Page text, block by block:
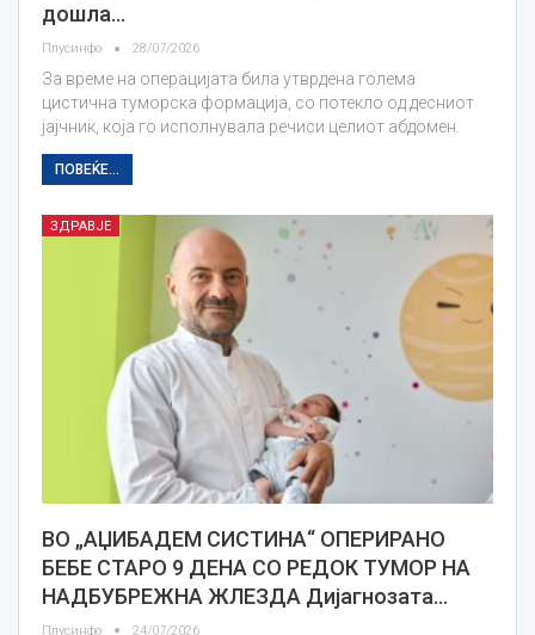
дошла…
Плусинфо 28/07/2026
За време на операцијата била утврдена голема
цистична туморска формација, со потекло од десниот
јајчник, која го исполнувала речиси целиот абдомен.
ПОВЕЌЕ...
ЗДРАВЈЕ
ВО „АЏИБАДЕМ СИСТИНА“ ОПЕРИРАНО
БЕБЕ СТАРО 9 ДЕНА СО РЕДОК ТУМОР НА
НАДБУБРЕЖНА ЖЛЕЗДА Дијагнозата…
Плусинфо 24/07/2026